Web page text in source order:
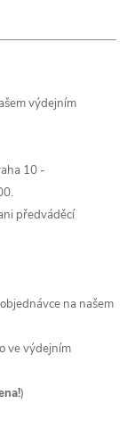
výdejním
10 -
předváděcí
na našem
ve výdejním
)